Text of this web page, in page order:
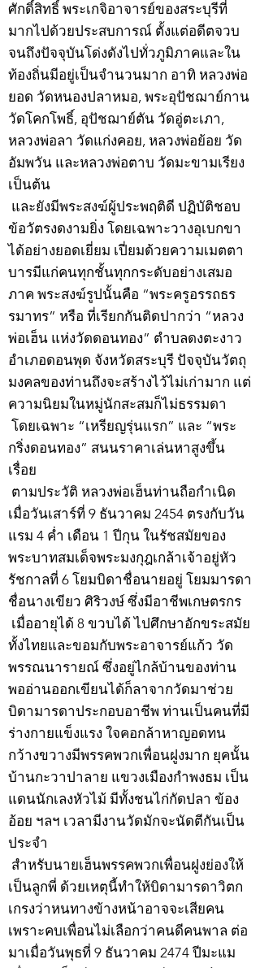
ศักดิ์สิทธิ์ พระเกจิอาจารย์ของสระบุรีที่
มากไปด้วยประสบการณ์ ตั้งแต่อดีตจวบ
จนถึงปัจจุบันโด่งดังไปทั่วภูมิภาคและใน
ท้องถิ่นมีอยู่เป็นจำนวนมาก อาทิ หลวงพ่อ
ยอด วัดหนองปลาหมอ, พระอุปัชฌาย์กาน
วัดโคกโพธิ์, อุปัชฌาย์ตัน วัดอู่ตะเภา,
หลวงพ่อลา วัดแก่งคอย, หลวงพ่อย้อย วัด
อัมพวัน และหลวงพ่อตาบ วัดมะขามเรียง
เป็นต้น
และยังมีพระสงฆ์ผู้ประพฤติดี ปฏิบัติชอบ
ข้อวัตรงดงามยิ่ง โดยเฉพาะวางอุเบกขา
ได้อย่างยอดเยี่ยม เปี่ยมด้วยความเมตตา
บารมีแก่คนทุกชั้นทุกกระดับอย่างเสมอ
ภาค พระสงฆ์รูปนั้นคือ “พระครูอรรถธร
รมาทร” หรือ ที่เรียกกันติดปากว่า “หลวง
พ่อเฮ็น แห่งวัดดอนทอง” ตำบลดงตะงาว
อำเภอดอนพุด จังหวัดสระบุรี ปัจจุบันวัตถุ
มงคลของท่านถึงจะสร้างไว้ไม่เก่ามาก แต่
ความนิยมในหมู่นักสะสมก็ไม่ธรรมดา
โดยเฉพาะ “เหรียญรุ่นแรก” และ “พระ
กริ่งดอนทอง” สนนราคาเล่นหาสูงขึ้น
เรื่อย
ตามประวัติ หลวงพ่อเฮ็นท่านถือกำเนิด
เมื่อวันเสาร์ที่ 9 ธันวาคม 2454 ตรงกับวัน
แรม 4 ค่ำ เดือน 1 ปีกุน ในรัชสมัยของ
พระบาทสมเด็จพระมงกุฎเกล้าเจ้าอยู่หัว
รัชกาลที่ 6 โยมบิดาชื่อนายอยู่ โยมมารดา
ชื่อนางเขียว ศิริวงษ์ ซึ่งมีอาชีพเกษตรกร
เมื่ออายุได้ 8 ขวบได้ ไปศึกษาอักขระสมัย
ทั้งไทยและขอมกับพระอาจารย์แก้ว วัด
พรรณนารายณ์ ซึ่งอยู่ไกล้บ้านของท่าน
พออ่านออกเขียนได้ก็ลาจากวัดมาช่วย
บิดามารดาประกอบอาชีพ ท่านเป็นคนที่มี
ร่างกายแข็งแรง ใจคอกล้าหาญอดทน
กว้างขวางมีพรรคพวกเพื่อนฝูงมาก ยุคนั้น
บ้านกะวาปาลาย แขวงเมืองกำพงธม เป็น
แดนนักเลงหัวไม้ มีทั้งชนไก่กัดปลา ข้อง
อ้อย ฯลฯ เวลามีงานวัดมักจะนัดตีกันเป็น
ประจำ
สำหรับนายเฮ็นพรรคพวกเพื่อนฝูงย่องให้
เป็นลูกพี่ ด้วยเหตุนี้ทำให้บิดามารดาวิตก
เกรงว่าหนทางข้างหน้าอาจจะเสียคน
เพราะคบเพื่อนไม่เลือกว่าคนดีคนพาล ต่อ
มาเมื่อวันพุธที่ 9 ธันวาคม 2474 ปีมะแม